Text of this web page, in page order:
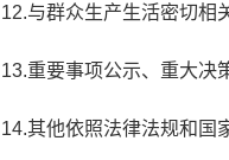
12.与群众生产生活密切相
13.重要事项公示、重大决
14.其他依照法律法规和国